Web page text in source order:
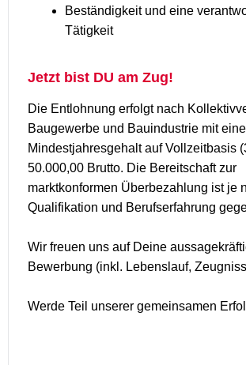
Beständigkeit und eine
Tätigkeit
Jetzt bist DU am Zug!
Die Entlohnung erfolgt nach
Baugewerbe und Bauindustrie mit
Mindestjahresgehalt auf Vollzeitbasis
50.000,00 Brutto. Die Bereitschaft zur
marktkonformen Überbezahlung ist je
Qualifikation und Berufserfahrung
Wir freuen uns auf Deine
Bewerbung (inkl. Lebenslauf,
Werde Teil unserer gemeinsamen